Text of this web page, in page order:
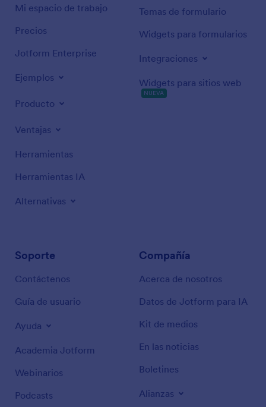
Mi espacio de trabajo
Precios
Jotform Enterprise
Ejemplos
Producto
Ventajas
Herramientas
Herramientas IA
Alternativas
Temas de formulario
Widgets para formularios
Integraciones
Widgets para sitios web
NUEVA
Soporte
Contáctenos
Guía de usuario
Ayuda
Academia Jotform
Webinarios
Podcasts
Compañía
Acerca de nosotros
Datos de Jotform para IA
Kit de medios
En las noticias
Boletines
Alianzas